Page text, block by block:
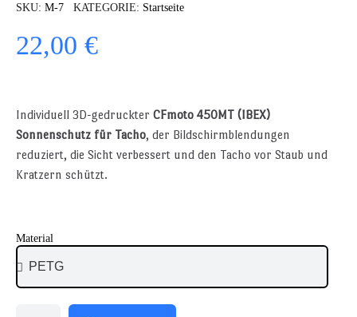
SKU M-7 KATEGORIE Startseite
22,00 €
Individuell 3D-gedruckter CFmoto 450MT (IBEX)
Sonnenschutz für Tacho, der Bildschirmblendungen
reduziert, die Sicht verbessert und den Tacho vor Staub und
Kratzern schützt.
Material